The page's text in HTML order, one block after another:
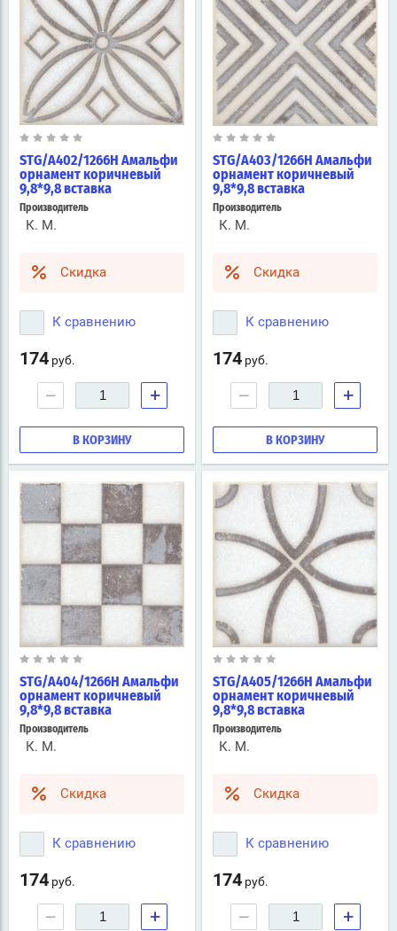
STG/A402/1266H Амальфи
орнамент коричневый
9,8*9,8 вставка
Производитель
К. М.
Скидка
К сравнению
174 руб.
− +
В КОРЗИНУ
STG/A403/1266H Амальфи
орнамент коричневый
9,8*9,8 вставка
Производитель
К. М.
Скидка
К сравнению
174 руб.
− +
В КОРЗИНУ
STG/A404/1266H Амальфи
орнамент коричневый
9,8*9,8 вставка
Производитель
К. М.
Скидка
К сравнению
174 руб.
− +
STG/A405/1266H Амальфи
орнамент коричневый
9,8*9,8 вставка
Производитель
К. М.
Скидка
К сравнению
174 руб.
− +